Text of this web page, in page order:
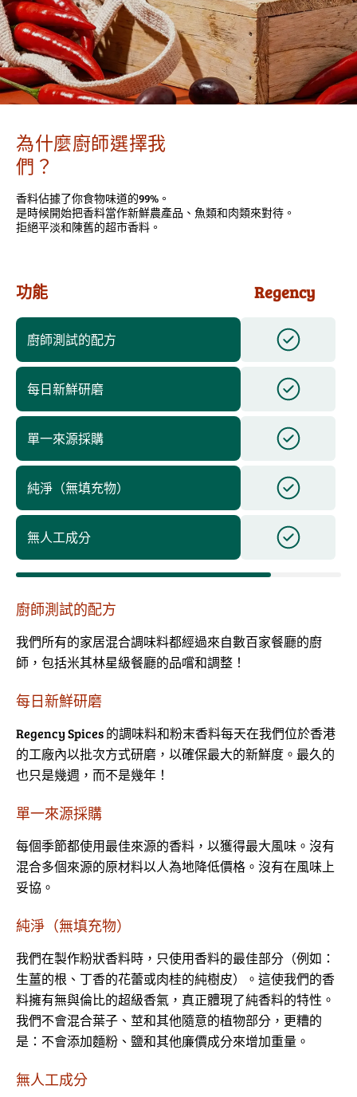
為什麼廚師選擇我
們？
香料佔據了你食物味道的99%。
是時候開始把香料當作新鮮農產品、魚類和肉類來對待。
拒絕平淡和陳舊的超市香料。
功能 Regency
廚師測試的配方
每日新鮮研磨
單一來源採購
純淨（無填充物）
無人工成分
廚師測試的配方
我們所有的家居混合調味料都經過來自數百家餐廳的廚
師，包括米其林星級餐廳的品嚐和調整！
每日新鮮研磨
Regency Spices 的調味料和粉末香料每天在我們位於香港
的工廠內以批次方式研磨，以確保最大的新鮮度。最久的
也只是幾週，而不是幾年！
單一來源採購
每個季節都使用最佳來源的香料，以獲得最大風味。沒有
混合多個來源的原材料以人為地降低價格。沒有在風味上
妥協。
純淨（無填充物）
我們在製作粉狀香料時，只使用香料的最佳部分（例如：
生薑的根、丁香的花蕾或肉桂的純樹皮）。這使我們的香
料擁有無與倫比的超級香氣，真正體現了純香料的特性。
我們不會混合葉子、莖和其他隨意的植物部分，更糟的
是：不會添加麵粉、鹽和其他廉價成分來增加重量。
無人工成分